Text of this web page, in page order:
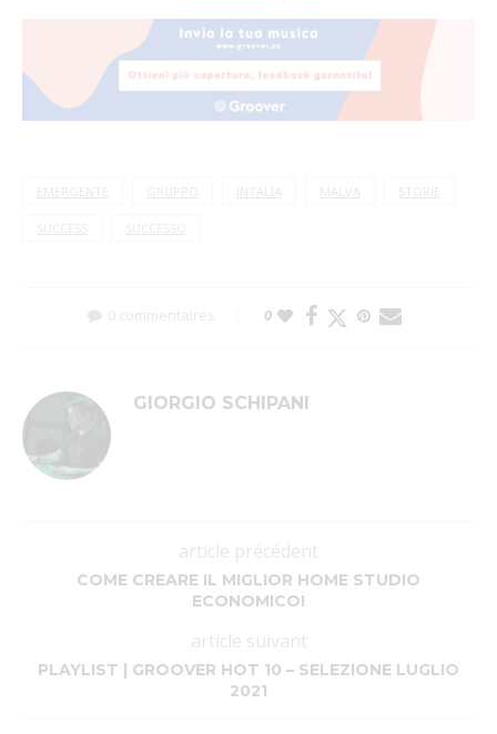
EMERGENTE INTALIA MALVA STORIE
0 commentaires 0
GIORGIO SCHIPANI
article précédent
COME CREARE IL MIGLIOR HOME STUDIO
ECONOMICO!
article suivant
PLAYLIST | GROOVER HOT 10 – SELEZIONE LUGLIO
2021